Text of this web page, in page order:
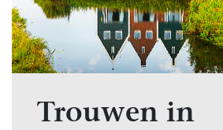
Trouwen in